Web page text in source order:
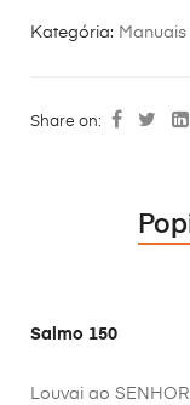
Kategória: Manuais
Share on:
Salmo 150
Louvai ao